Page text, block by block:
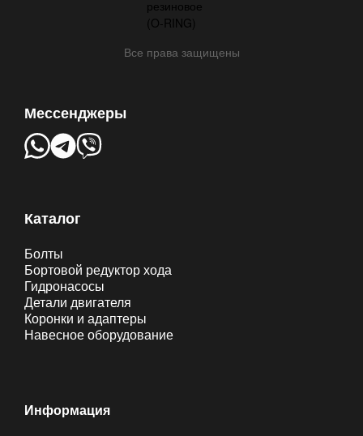
Все права защищены
Мессенджеры
Каталог
Болты
Бортовой редуктор хода
Гидронасосы
Детали двигателя
Коронки и адаптеры
Навесное оборудование
Информация